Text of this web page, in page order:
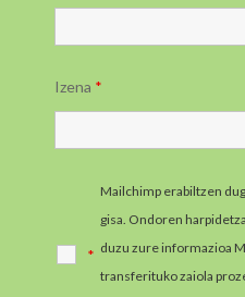
Izena *
*
Mailchimp erabiltzen
gisa. Ondoren
duzu zure informazioa
transferituko zaiola